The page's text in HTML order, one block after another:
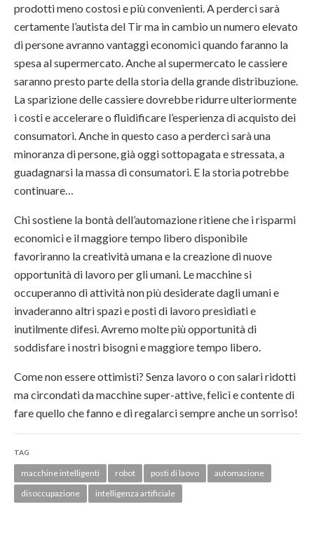
prodotti meno costosi e più convenienti. A perderci sarà
certamente l’autista del Tir ma in cambio un numero elevato
di persone avranno vantaggi economici quando faranno la
spesa al supermercato. Anche al supermercato le cassiere
saranno presto parte della storia della grande distribuzione.
La sparizione delle cassiere dovrebbe ridurre ulteriormente
i costi e accelerare o fluidificare l’esperienza di acquisto dei
consumatori. Anche in questo caso a perderci sarà una
minoranza di persone, già oggi sottopagata e stressata, a
guadagnarsi la massa di consumatori. E la storia potrebbe
continuare…
Chi sostiene la bontà dell’automazione ritiene che i risparmi
economici e il maggiore tempo libero disponibile
favoriranno la creatività umana e la creazione di nuove
opportunità di lavoro per gli umani. Le macchine si
occuperanno di attività non più desiderate dagli umani e
invaderanno altri spazi e posti di lavoro presidiati e
inutilmente difesi. Avremo molte più opportunità di
soddisfare i nostri bisogni e maggiore tempo libero.
Come non essere ottimisti? Senza lavoro o con salari ridotti
ma circondati da macchine super-attive, felici e contente di
fare quello che fanno e di regalarci sempre anche un sorriso!
TAG
macchine intelligenti robot posti di laovo
automazione
disoccupazione
intelligenza artificiale